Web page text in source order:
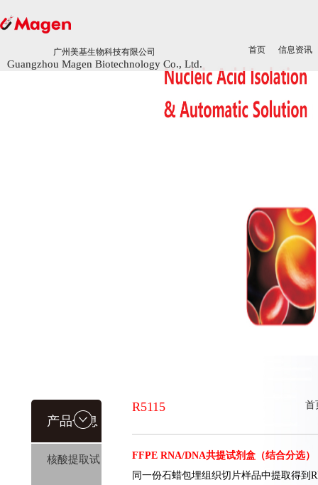
广州美基生物科技有限公司
Guangzhou Magen Biotechnology Co., Ltd.
首页 信息资讯
广州美基生物科技有限公司
Guangzhou Magen Biotechnology Co., Ltd.
首页 信息资讯
产品信息
核酸提取试
R5115 首
FFPE RNA/DNA共提试剂盒（结合分选）
同一份石蜡包埋组织切片样品中提取得到